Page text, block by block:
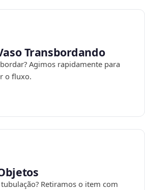
Transbordando
Agimos rapidamente para
o fluxo.
Retiramos o item com